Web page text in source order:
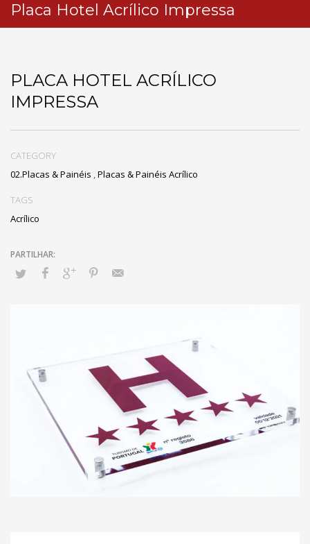
Placa Hotel Acrílico Impressa
PLACA HOTEL ACRÍLICO
IMPRESSA
CATEGORY
02.Placas & Painéis ,Placas & Painéis Acrílico
TAGS
Acrílico